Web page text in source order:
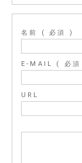
名前 ( 必須 )
E-MAIL ( 必須
URL